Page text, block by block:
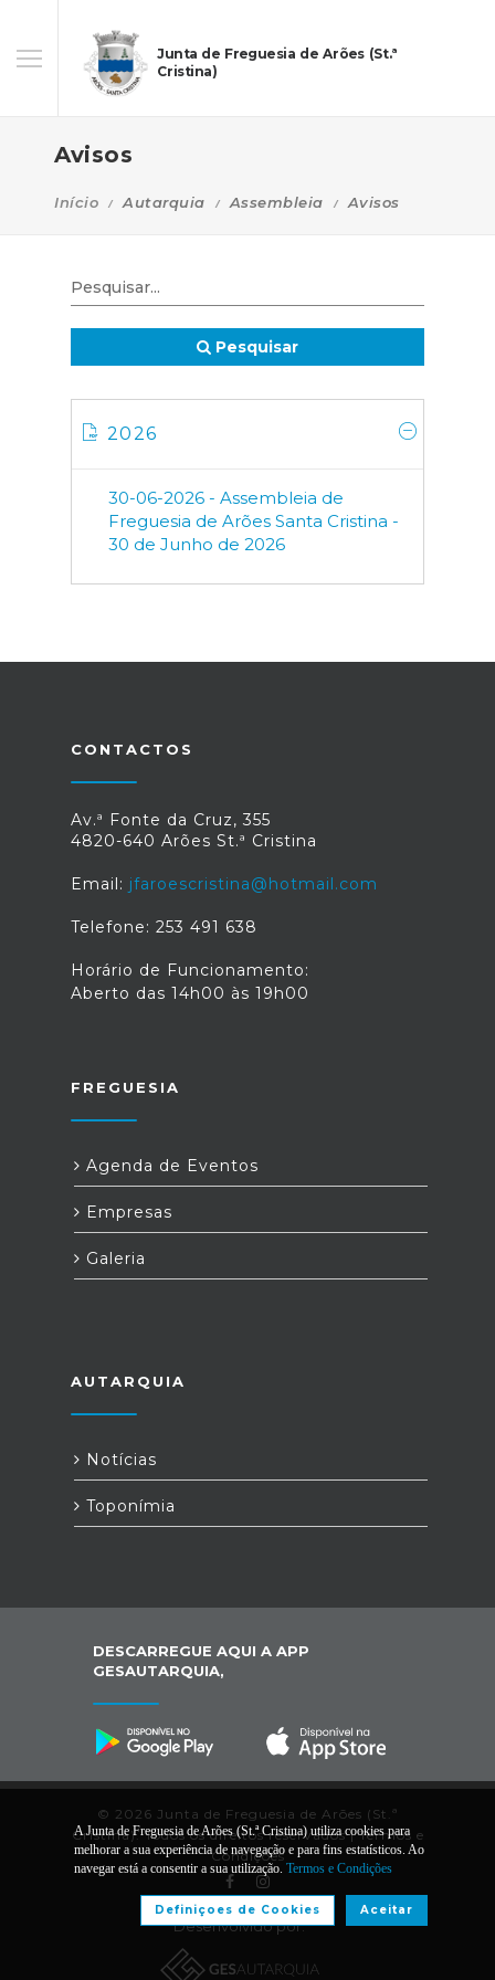
Junta de Freguesia de Arões (St.ª
Cristina)
Avisos
Início Autarquia Assembleia Avisos
Pesquisar
2026
30-06-2026 - Assembleia de
Freguesia de Arões Santa Cristina -
30 de Junho de 2026
CONTACTOS
Av.ª Fonte da Cruz, 355
4820-640 Arões St.ª Cristina
Email: jfaroescristina@hotmail.com
Telefone: 253 491 638
Horário de Funcionamento:
Aberto das 14h00 às 19h00
FREGUESIA
Agenda de Eventos
Empresas
Galeria
AUTARQUIA
Notícias
Toponímia
DESCARREGUE AQUI A APP
GESAUTARQUIA,
© 2026 Junta de Freguesia de Arões (St.ª
Cristina). Todos os direitos reservados |Termos e
Condições
Desenvolvido por:
A Junta de Freguesia de Arões (St.ª Cristina) utiliza cookies para
melhorar a sua experiência de navegação e para fins estatísticos. Ao
navegar está a consentir a sua utilização. Termos e Condições
Aceitar
Definiçoes de Cookies